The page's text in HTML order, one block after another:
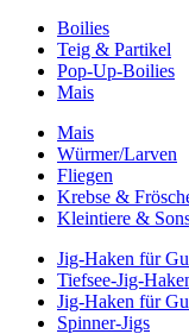
Boilies
Teig & Partikel
Pop-Up-Boilies
Mais
Mais
Würmer/Larven
Fliegen
Krebse &
Kleintiere &
Jig-Haken für
Tiefsee-Jig-
Jig-Haken für
Spinner-Jigs